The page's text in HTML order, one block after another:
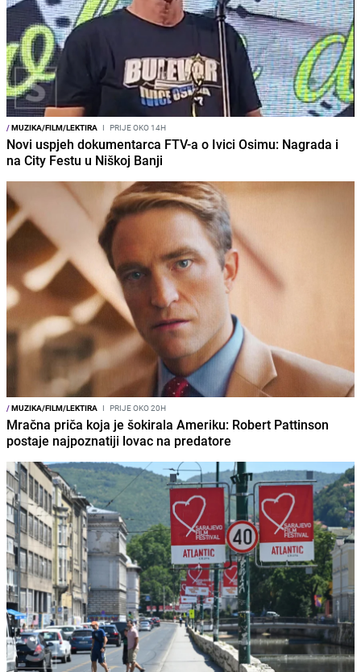
/MUZIKA/FILM/LEKTIRA I PRIJE OKO 14H
Novi uspjeh dokumentarca FTV-a o Ivici Osimu: Nagrada i
na City Festu u Niškoj Banji
/MUZIKA/FILM/LEKTIRA I PRIJE OKO 20H
Mračna priča koja je šokirala Ameriku: Robert Pattinson
postaje najpoznatiji lovac na predatore